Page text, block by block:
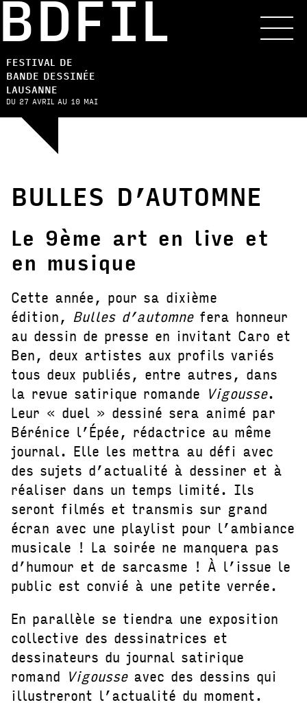
FESTIVAL DE
BANDE DESSINÉE
LAUSANNE
DU 27 AVRIL AU 10 MAI
BULLES D’AUTOMNE
Le 9ème art en live et
en musique
Cette année, pour sa dixième
édition, Bulles d’automnefera honneur
au dessin de presse en invitant Caro et
Ben, deux artistes aux profils variés
tous deux publiés, entre autres, dans
la revue satirique romande Vigousse.
Leur « duel » dessiné sera animé par
Bérénice l’Épée, rédactrice au même
journal. Elle les mettra au défi avec
des sujets d’actualité à dessiner et à
réaliser dans un temps limité. Ils
seront filmés et transmis sur grand
écran avec une playlist pour l’ambiance
musicale ! La soirée ne manquera pas
d’humour et de sarcasme ! À l’issue le
public est convié à une petite verrée.
En parallèle se tiendra une exposition
collective des dessinatrices et
dessinateurs du journal satirique
romand Vigousse avec des dessins qui
illustreront l’actualité du moment.